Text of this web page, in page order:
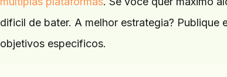
dificil de bater. A melhor estrategia? Publique
objetivos especificos.